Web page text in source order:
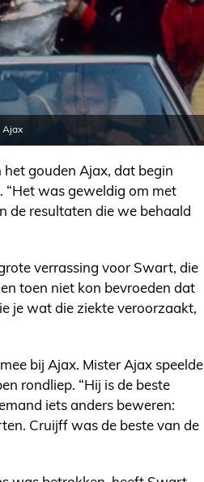
Ajax
gouden Ajax, dat begin
“Het was geweldig om met
de resultaten die we behaald
verrassing voor Swart, die
toen niet kon bevroeden dat
je wat die ziekte veroorzaakt,
bij Ajax. Mister Ajax speelde
rondliep. “Hij is de beste
iets anders beweren:
Cruijff was de beste van de